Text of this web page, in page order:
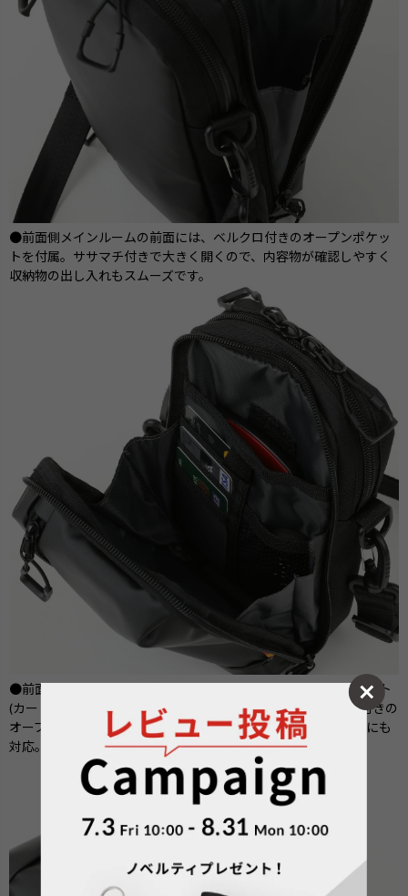
●前面側メインルームの前面には、ベルクロ付きのオープンポケッ
トを付属。ササマチ付きで大きく開くので、内容物が確認しやすく
収納物の出し入れもスムーズです。
●前面側メインルームの背面は、便利なマルチポケットレイアウト
(カードポケット×3・メッシュオープンポケット×1、ベルクロ付きの
オープンポケット×1）カードポケット付属で、キャッシュレスにも
対応。